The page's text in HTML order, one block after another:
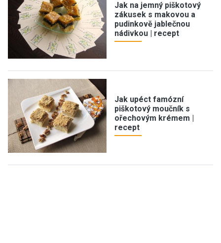
Jak na jemný piškotový
zákusek s makovou a
pudinkově jablečnou
nádivkou | recept
Jak upéct famózní
piškotový moučník s
ořechovým krémem |
recept